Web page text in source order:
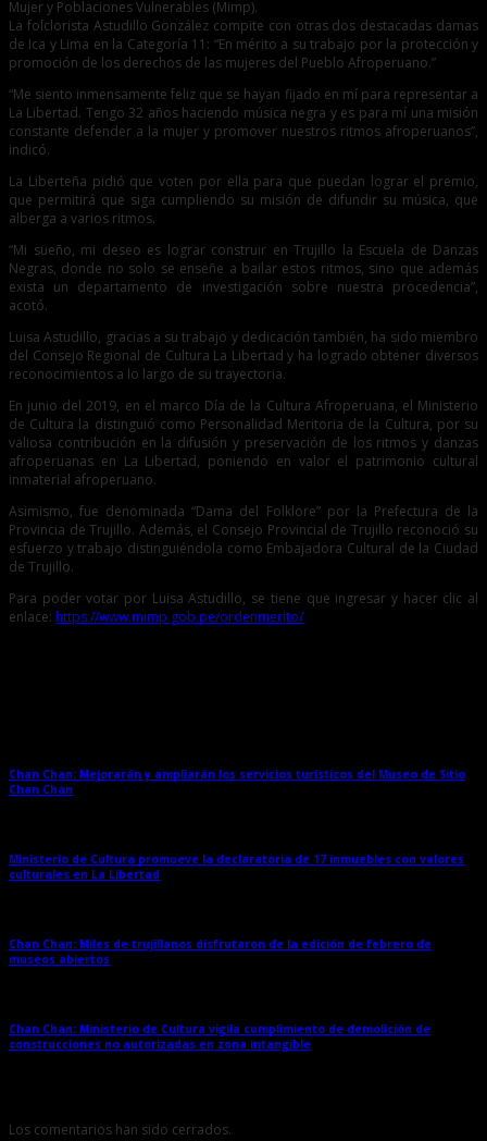
Mujer y Poblaciones Vulnerables (Mimp).
La folclorista Astudillo González compite con otras dos destacadas damas
de Ica y Lima en la Categoría 11: “En mérito a su trabajo por la protección y
promoción de los derechos de las mujeres del Pueblo Afroperuano.”
“Me siento inmensamente feliz que se hayan fijado en mí para representar a
La Libertad. Tengo 32 años haciendo música negra y es para mí una misión
constante defender a la mujer y promover nuestros ritmos afroperuanos”,
indicó.
La Liberteña pidió que voten por ella para que puedan lograr el premio,
que permitirá que siga cumpliendo su misión de difundir su música, que
alberga a varios ritmos.
“Mi sueño, mi deseo es lograr construir en Trujillo la Escuela de Danzas
Negras, donde no solo se enseñe a bailar estos ritmos, sino que además
exista un departamento de investigación sobre nuestra procedencia”,
acotó.
Luisa Astudillo, gracias a su trabajo y dedicación también, ha sido miembro
del Consejo Regional de Cultura La Libertad y ha logrado obtener diversos
reconocimientos a lo largo de su trayectoria.
En junio del 2019, en el marco Día de la Cultura Afroperuana, el Ministerio
de Cultura la distinguió como Personalidad Meritoria de la Cultura, por su
valiosa contribución en la difusión y preservación de los ritmos y danzas
afroperuanas en La Libertad, poniendo en valor el patrimonio cultural
inmaterial afroperuano.
Asimismo, fue denominada “Dama del Folklore” por la Prefectura de la
Provincia de Trujillo. Además, el Consejo Provincial de Trujillo reconoció su
esfuerzo y trabajo distinguiéndola como Embajadora Cultural de la Ciudad
de Trujillo.
Para poder votar por Luisa Astudillo, se tiene que ingresar y hacer clic al
enlace: https://www.mimp.gob.pe/ordenmerito/
Chan Chan: Mejorarán y ampliarán los servicios turísticos del Museo de Sitio
Chan Chan
Ministerio de Cultura promueve la declaratoria de 17 inmuebles con valores
culturales en La Libertad
Chan Chan: Miles de trujillanos disfrutaron de la edición de febrero de
museos abiertos
Chan Chan: Ministerio de Cultura vigila cumplimiento de demolición de
construcciones no autorizadas en zona intangible
Los comentarios han sido cerrados.